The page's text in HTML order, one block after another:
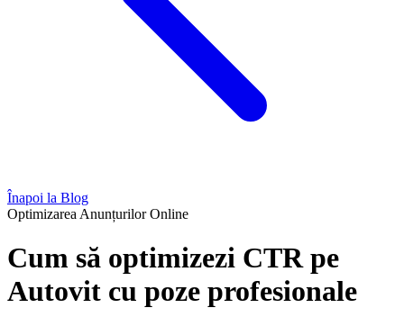
Înapoi la Blog
Optimizarea Anunțurilor Online
Cum să optimizezi CTR pe
Autovit cu poze profesionale